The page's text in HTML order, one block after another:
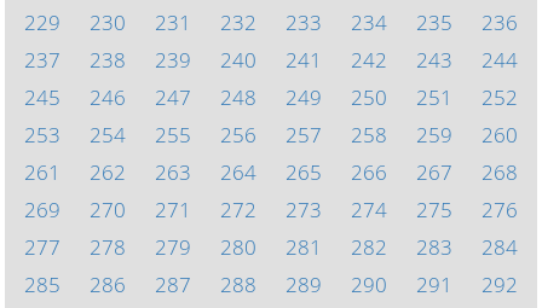
229
230 231 232 233 234 235
236
237
238 239 240 241 242 243
244
245
246 247 248 249 250 251
252
253
254 255 256 257 258 259
260
261
262 263 264 265 266 267
268
269
270 271 272 273 274 275
276
277
278 279 280 281 282 283
284
285
286 287 288 289 290 291
292